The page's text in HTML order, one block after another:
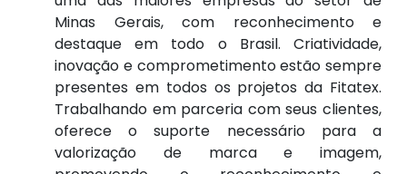
Minas Gerais, com reconhecimento e
destaque em todo o Brasil. Criatividade,
inovação e comprometimento estão sempre
presentes em todos os projetos da Fitatex.
Trabalhando em parceria com seus clientes,
oferece o suporte necessário para a
valorização de marca e imagem,